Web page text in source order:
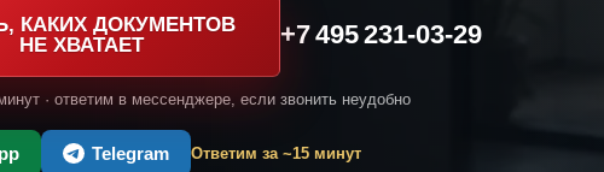
КАКИХ ДОКУМЕНТОВ
НЕ ХВАТАЕТ
+7 495 231-03-29
· ответим в мессенджере, если звонить неудобно
Telegram Ответим за ~15 минут